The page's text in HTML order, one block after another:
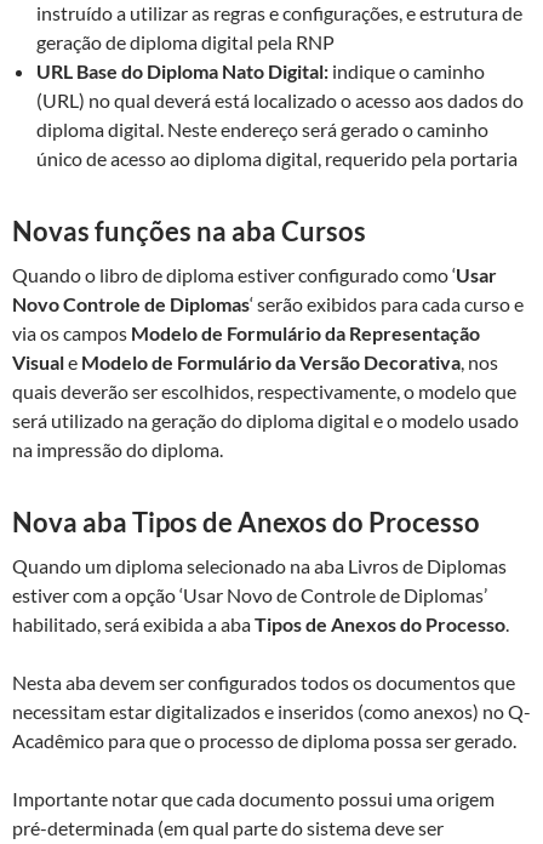
instruído a utilizar as regras e configurações, e estrutura de
geração de diploma digital pela RNP
URL Base do Diploma Nato Digital: indique o caminho
(URL) no qual deverá está localizado o acesso aos dados do
diploma digital. Neste endereço será gerado o caminho
único de acesso ao diploma digital, requerido pela portaria
Novas funções na aba Cursos
Quando o libro de diploma estiver configurado como ‘Usar
Novo Controle de Diplomas‘ serão exibidos para cada curso e
via os campos Modelo de Formulário da Representação
Visuale Modelo de Formulário da Versão Decorativa, nos
quais deverão ser escolhidos, respectivamente, o modelo que
será utilizado na geração do diploma digital e o modelo usado
na impressão do diploma.
Nova aba Tipos de Anexos do Processo
Quando um diploma selecionado na aba Livros de Diplomas
estiver com a opção ‘Usar Novo de Controle de Diplomas’
habilitado, será exibida a abaTipos de Anexos do Processo.
Nesta aba devem ser configurados todos os documentos que
necessitam estar digitalizados e inseridos (como anexos) no Q-
Acadêmico para que o processo de diploma possa ser gerado.
Importante notar que cada documento possui uma origem
pré-determinada (em qual parte do sistema deve ser